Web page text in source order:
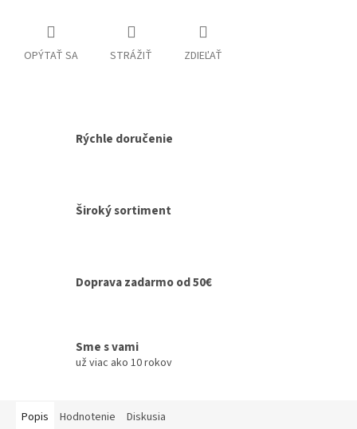
OPÝTAŤ SA STRÁŽIŤ ZDIEĽAŤ
Rýchle doručenie
Široký sortiment
Doprava zadarmo od 50€
Sme s vami
už viac ako 10 rokov
Popis Hodnotenie Diskusia